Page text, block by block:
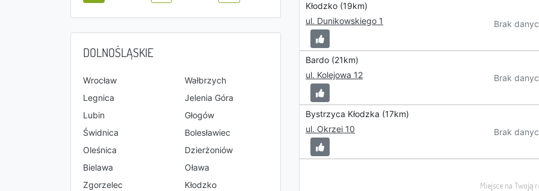
DOLNOŚLĄSKIE
Wrocław
Wałbrzych
Legnica
Jelenia Góra
Lubin
Głogów
Świdnica
Bolesławiec
Oleśnica
Dzierżoniów
Bielawa
Oława
Zgorzelec
Kłodzko
Kłodzko (19km)
ul. Dunikowskiego 1
Brak
Bardo (21km)
ul. Kolejowa 12
Brak
Bystrzyca Kłodzka (17km)
ul. Okrzei 10
Brak